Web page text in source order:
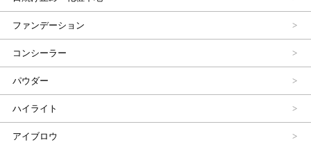
ファンデーション
コンシーラー
パウダー
ハイライト
アイブロウ